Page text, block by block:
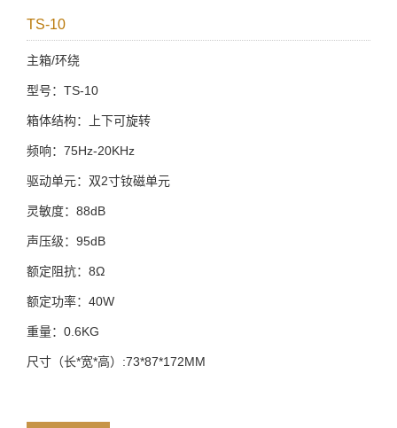
TS-10
主箱/环绕
型号：TS-10
箱体结构：上下可旋转
频响：75Hz-20KHz
驱动单元：双2寸钕磁单元
灵敏度：88dB
声压级：95dB
额定阻抗：8Ω
额定功率：40W
重量：0.6KG
尺寸（长*宽*高）:73*87*172MM